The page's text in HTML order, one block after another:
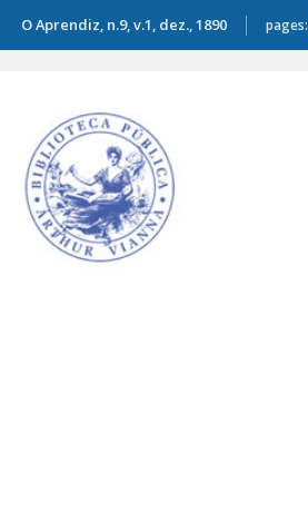
O Aprendiz, n.9, v.1, dez., 1890 pages: